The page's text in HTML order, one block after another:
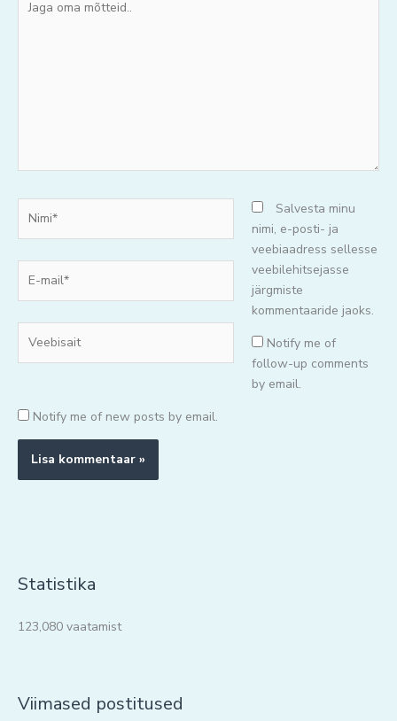
oma
mail*
Salvesta minu
nimi, e-posti- ja
veebiaadress sellesse
veebilehitsejasse
järgmiste
kommentaaride jaoks.
Notify me of
follow-up comments
by email.
Notify me of new posts by email.
Statistika
123,080 vaatamist
Viimased postitused